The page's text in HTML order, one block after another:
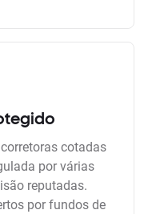
cotadas
por várias
reputadas.
por fundos de